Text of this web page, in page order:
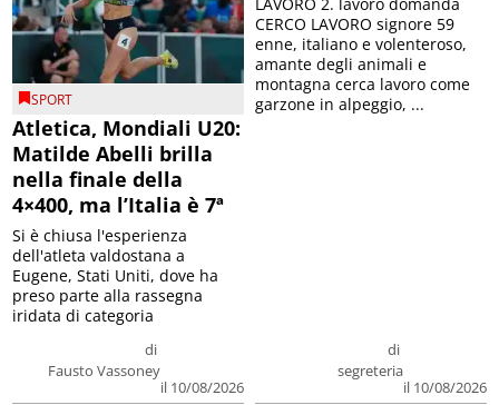
SPORT
Atletica, Mondiali U20:
Matilde Abelli brilla
nella finale della
4×400, ma l’Italia è 7ª
di
Fausto Vassoney
il 10/08/2026
Si è chiusa l'esperienza
dell'atleta valdostana a
Eugene, Stati Uniti, dove ha
preso parte alla rassegna
iridata di categoria
di
segreteria
il 10/08/2026
CERCO LAVORO signore 59
enne, italiano e volenteroso,
amante degli animali e
montagna cerca lavoro come
garzone in alpeggio, ...